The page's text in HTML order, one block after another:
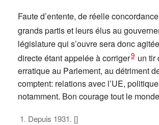
Faute d’entente, de réelle
grands partis et leurs élus au
législature qui s’ouvre sera donc
directe étant appelée à corriger9 un tir
erratique au Parlement, au détriment
comptent: relations avec l’UE,
notamment. Bon courage tout le
Depuis 1931. []